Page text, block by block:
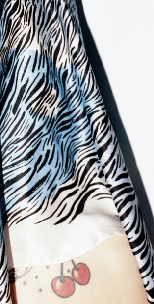
de SUSCRIPTORES
correo electrónico en nuestro sitio web
su privacidad y no enviaremos spam
Tweet